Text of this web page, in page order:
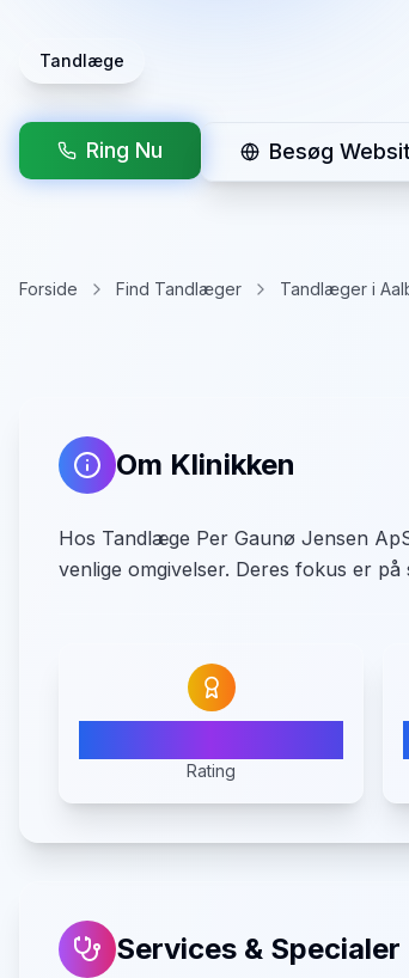
Tandlæge
Ring Nu Besøg
Forside Find Tandlæger Tandlæger i
Om Klinikken
Hos Tandlæge Per Gaunø Jensen
venlige omgivelser. Deres fokus er
Rating
Services & Specialer